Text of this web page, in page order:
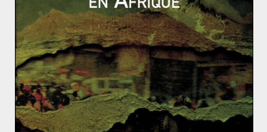
l’accord, le 1
mai, devrait néanmoins permettre une
relative remontée des prix. Il est pourtant hautement
improbable que celle-ci soit suffisante pour dépasser le
prix d’équilibre fiscal situé à 80 dollars le baril.
Riyad se verra ainsi obligée de puiser dans ses réserves
financières sans avoir un calendrier précis de reprise
de l’activité mondiale. En d’autres termes, plus la crise
sanitaire va durer, moins le régime saoudien sera en